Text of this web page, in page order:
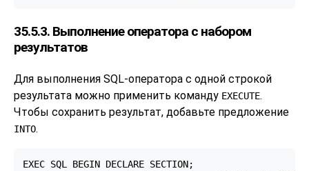
35.5.3. Выполнение оператора с набором
результатов
Для выполнения SQL-оператора с одной строкой
результата можно применить команду EXECUTE.
Чтобы сохранить результат, добавьте предложение
INTO.
EXEC SQL BEGIN DECLARE SECTION;